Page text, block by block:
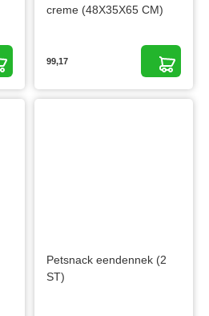
creme (48X35X65 CM)
99,17
Petsnack eendennek (2
ST)